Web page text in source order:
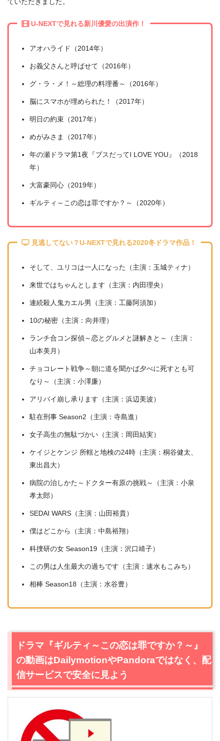
U-NEXTで見れる新川優愛の出演作！
アオハライド（2014年）
お義父さんと呼ばせて（2016年）
グ・ラ・メ！～総理の料理番～（2016年）
脳にスマホが埋められた！（2017年）
明日の約束（2017年）
めがみさま（2017年）
年の瀬ドラマ第1夜『ブスだってI LOVE YOU』（2018
年）
大富豪同心（2019年）
ギルティ～この恋は罪ですか？～（2020年）
見逃してない？U-NEXTで見れる2020冬ドラマ作品！
そして、ユリコは一人になった（主演：玉城ティナ）
来世ではちゃんとします（主演：内田理央）
連続殺人鬼カエル男（主演：工藤阿須加）
10の秘密（主演：向井理）
ランチ合コン探偵～恋とグルメと謎解きと～（主演：
山本美月）
チョコレート戦争～朝に道を聞かば夕べに死すとも可
なり～（主演：小澤廉）
アリバイ崩し承ります（主演：浜辺美波）
駐在刑事 Season2（主演：寺島進）
女子高生の無駄づかい（主演：岡田結実）
ケイジとケンジ 所轄と地検の24時（主演：桐谷健太、
東出昌大）
病院の治しかた～ドクター有原の挑戦～（主演：小泉
孝太郎）
SEDAI WARS（主演：山田裕貴）
僕はどこから（主演：中島裕翔）
科捜研の女 Season19（主演：沢口靖子）
この男は人生最大の過ちです（主演：速水もこみち）
相棒 Season18（主演：水谷豊）
ドラマ『ギルティ～この恋は罪ですか？～』
の動画はDailymotionやPandoraではなく、配
信サービスで安全に見よう